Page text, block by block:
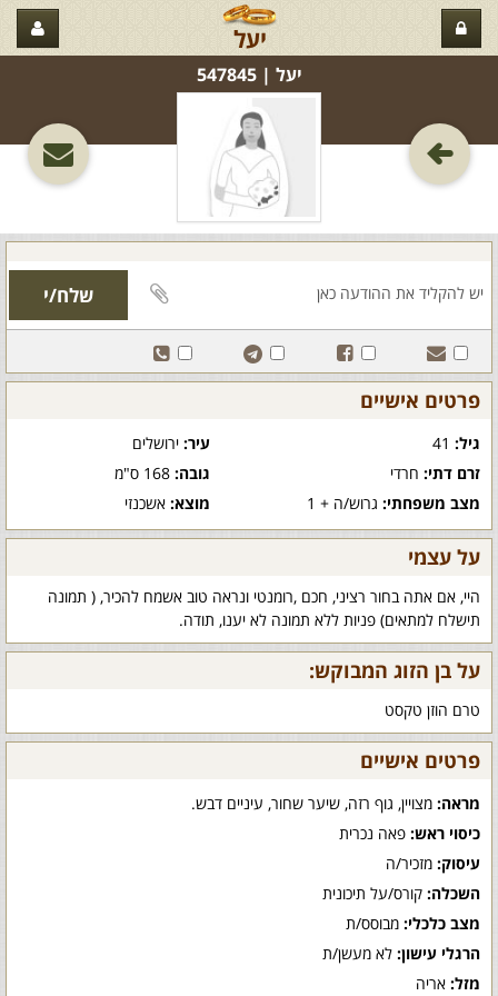
יעל
יעל‏ | 547845
פרטים אישיים
גיל: עיר:ירושלים
זרם דתי: חרדי גובה:168 ס"מ
מצב משפחתי: גרוש/ה + 1 מוצא:אשכנזי
על עצמי
היי, אם אתה בחור רציני, חכם ,רומנטי ונראה טוב אשמח להכיר, ( תמונה
תישלח למתאים) פניות ללא תמונה לא יענו, תודה.
על בן הזוג המבוקש:
טרם הוזן טקסט
פרטים אישיים
מראה: מצויין, גוף רזה, שיער שחור, עיניים דבש.
כיסוי ראש: פאה נכרית
עיסוק: מזכיר/ה
השכלה: קורס/על תיכונית
מצב כלכלי: מבוסס/ת
הרגלי עישון: לא מעשן/ת
מזל: אריה